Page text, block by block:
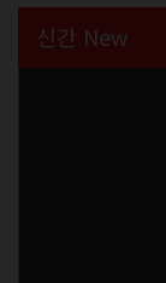
신간 New